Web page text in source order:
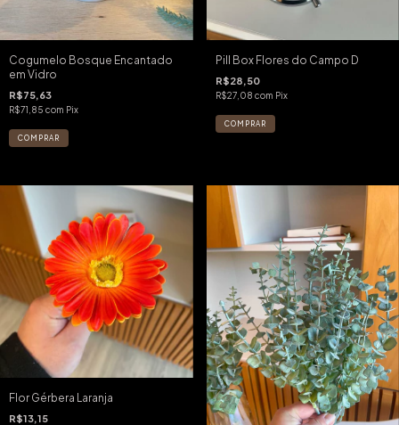
Cogumelo Bosque Encantado
em Vidro
R$75,63
R$71,85 com Pix
Pill Box Flores do Campo D
R$28,50
R$27,08 com Pix
Flor Gérbera Laranja
R$13,15